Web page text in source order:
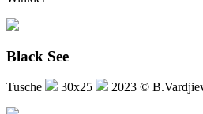
Black See
Tusche 30x25 2023 ©